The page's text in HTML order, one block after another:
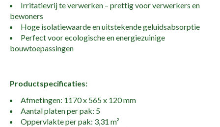
Irritatievrij te verwerken – prettig voor verwerkers en
bewoners
Hoge isolatiewaarde en uitstekende geluidsabsorptie
Perfect voor ecologische en energiezuinige
bouwtoepassingen
Productspecificaties:
Afmetingen: 1170 x 565 x 120 mm
Aantal platen per pak: 5
Oppervlakte per pak: 3,31 m²